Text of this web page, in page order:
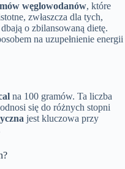
węglowodanów, które
zwłaszcza dla tych,
o zbilansowaną dietę.
na uzupełnienie energii
na 100 gramów. Ta liczba
się do różnych stopni
jest kluczowa przy